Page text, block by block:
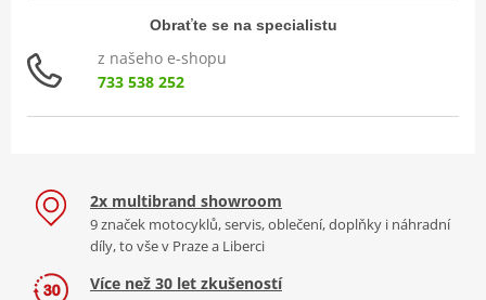
Obraťte se na specialistu
z našeho e-shopu
733 538 252
2x multibrand showroom
9 značek motocyklů, servis, oblečení, doplňky i náhradní
díly, to vše v Praze a Liberci
Více než 30 let zkušeností